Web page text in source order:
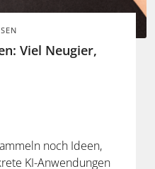
Viel Neugier,
noch Ideen,
KI-Anwendungen